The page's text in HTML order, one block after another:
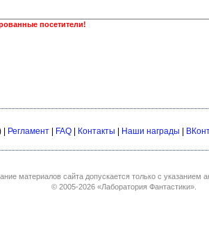
посетители!
| Регламент | FAQ | Контакты | Наши награды |
материалов сайта допускается только с указанием
© 2005-2026 «Лаборатория Фантастики».